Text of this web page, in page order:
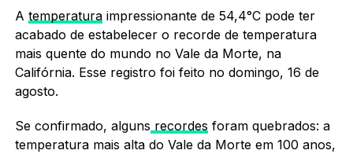
A temperaturaimpressionante de 54,4°C pode ter
acabado de estabelecer o recorde de temperatura
mais quente do mundo no Vale da Morte, na
Califórnia. Esse registro foi feito no domingo, 16 de
agosto.
Se confirmado, alguns recordes foram quebrados: a
temperatura mais alta do Vale da Morte em 100 anos,